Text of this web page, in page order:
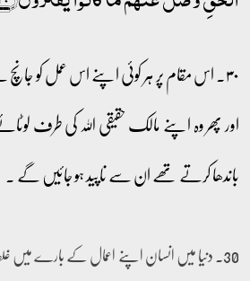
۳۰۔ اس مقام پر ہر کوئی اپنے اس عمل کو جانچ
اور پھر وہ اپنے مالک حقیقی اللہ کی طرف
باندھا کرتے تھے ان سے ناپید ہو جائیں گے ۔
30۔ دنیا میں انسان اپنے اعمال کے بارے میں